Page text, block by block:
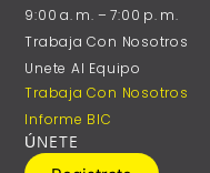
9:00 A. M. – 7:00 P. M.
Trabaja Con Nosotros
Unete Al Equipo
Trabaja Con Nosotros
Informe BIC
ÚNETE